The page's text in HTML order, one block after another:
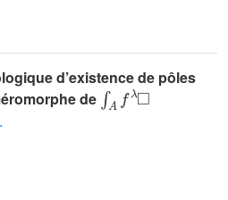
d’existence de pôles
de
∫Afλ□